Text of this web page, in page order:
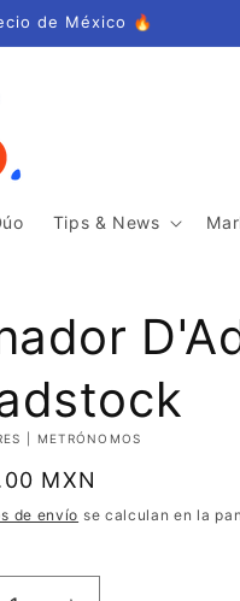
de México 🔥
Tips & News
| METRÓNOMOS
MXN
de envío se calculan en la